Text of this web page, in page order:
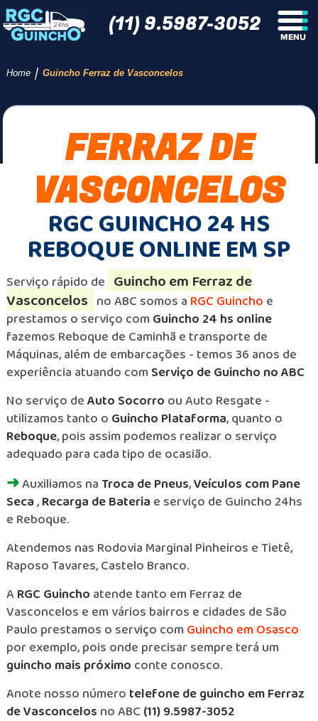
(11) 9.5987-3052
Home / Guincho Ferraz de Vasconcelos
FERRAZ DE
VASCONCELOS
RGC GUINCHO 24 HS
REBOQUE ONLINE EM SP
Serviço rápido de Guincho em Ferraz de
Vasconcelos no ABC somos a RGC Guincho e
prestamos o serviço comGuincho 24 hs online
fazemos Reboque de Caminhã e transporte de
Máquinas, além de embarcações - temos 36 anos de
experiência atuando comServiço de Guincho no ABC
No serviço deAuto Socorro ou Auto Resgate -
utilizamos tanto o Guincho Plataforma, quanto o
Reboque, pois assim podemos realizar o serviço
adequado para cada tipo de ocasião.
➜Auxiliamos naTroca de Pneus,Veículos com Pane
Seca,Recarga de Bateria e serviço de Guincho 24hs
e Reboque.
Atendemos nas Rodovia Marginal Pinheiros e Tietê,
Raposo Tavares, Castelo Branco.
ARGC Guincho atende tanto em Ferraz de
Vasconcelos e em vários bairros e cidades de São
Paulo prestamos o serviço comGuincho em Osasco
por exemplo, pois onde precisar sempre terá um
guincho mais próximo conte conosco.
Anote nosso número telefone de guincho em Ferraz
de Vasconcelos no ABC (11) 9.5987-3052